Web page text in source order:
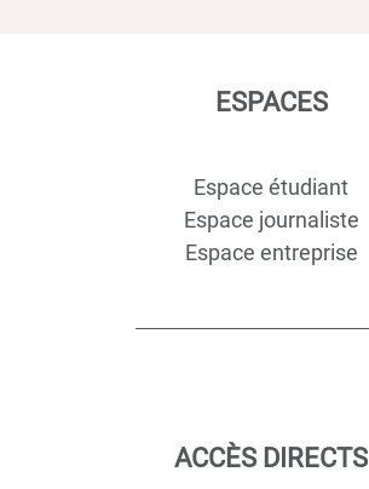
ESPACES
Espace étudiant
Espace journaliste
Espace entreprise
ACCÈS DIRECTS